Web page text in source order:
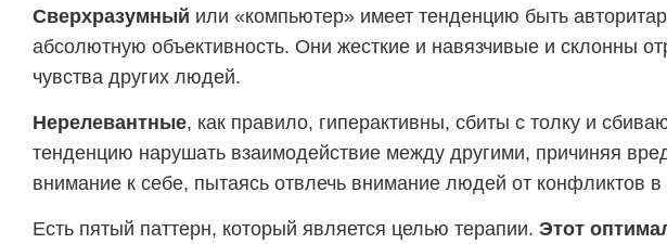
Сверхразумный или «компьютер» имеет тенденцию быть
абсолютную объективность. Они жесткие и навязчивые и склонны
чувства других людей.
Нерелевантные, как правило, гиперактивны, сбиты с толку и
тенденцию нарушать взаимодействие между другими, причиняя
внимание к себе, пытаясь отвлечь внимание людей от конфликтов
Есть пятый паттерн, который является целью терапии. Этот